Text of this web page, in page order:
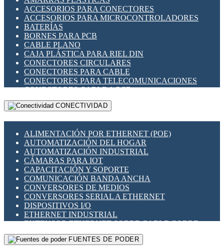
INDICADORES PARA PANEL
INTERFACES DE RELÉ
INTERRUPTORES FIN DE CARRERA
LLAVES CONMUTADORAS
MEDIDORES DE ENERGÍA Y TC'S DE CORRIENTE
MOTORES PASO A PASO
PANTALLAS HMI
PLC -CONTROLADORES LÓGICO PROGRAMABLES
PROGRAMADORES DE HORARIO
RELÉS DE PROTECCIÓN
SENSORES CAPACITIVOS
SENSORES INDUCTIVOS
TEMPORIZADORES
VARIACS
VARIADORES DE FRECUENCIA [VDF]
SECCIONADORES - INTERRUPTORES
MAQUINARIA
ACCESORIOS PARA CONECTORES
ACCESORIOS PARA MICROCONTROLADORES
BATERÍAS
BORNES PARA PCB
CABLE PLANO
CAJA PLÁSTICA PARA RIEL DIN
CONECTORES CIRCULARES
CONECTORES PARA CABLE
CONECTORES PARA TELECOMUNICACIONES
CONECTORES CABLE A PCB
CONECTORES PCB A CABLE
DIP SWITCHES
HERRAMIENTAS VARIAS
ILUMINACIÓN LED
INTERRUPTORES REED
INTERFACES DE RELÉ
OTROS RELÉS
PROTECCIÓN TÉRMICA
RELÉS AUTOMOTRICES
RELÉS DE SEÑAL
RELÉS DE ESTADO SÓLIDO SSR
RELÉS INDUSTRIALES
RELÉS MINIATURA DE POTENCIA
SENSORES MAGNÉTICOS
CONECTIVIDAD
ALIMENTACIÓN POR ETHERNET (POE)
AUTOMATIZACIÓN DEL HOGAR
AUTOMATIZACIÓN INDUSTRIAL
CÁMARAS PARA IOT
CAPACITACIÓN Y SOPORTE
COMUNICACIÓN BANDA ANCHA
CONVERSORES DE MEDIOS
CONVERSORES SERIAL A ETHERNET
DISPOSITIVOS I/O
ETHERNET INDUSTRIAL
EXTENSOR ETHERNET SOBRE CABLE COBRE
GATEWAY LORAWAN
GESTIÓN DE REDESFUENTES DE PODER